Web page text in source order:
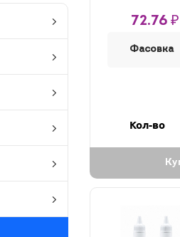
72.76 ₽
Фасовка
Кол-во